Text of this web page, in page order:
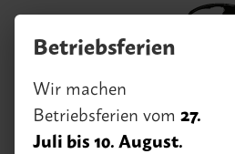
Zum Hauptinhalt springen
Betriebsferien
Wir machen
Betriebsferien vom27.
Juli bis 10. August.